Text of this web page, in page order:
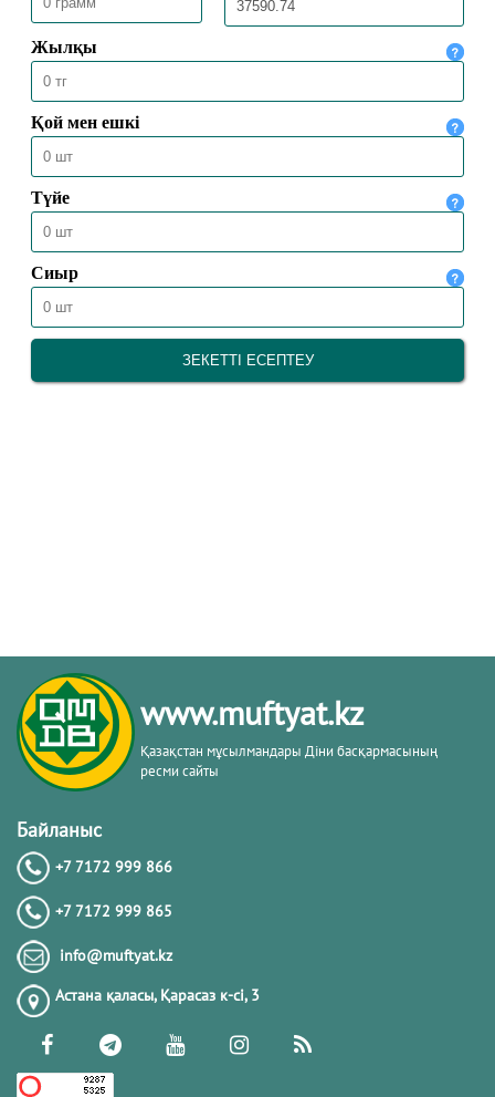
15.07.2026
www.muftyat.kz
Қазақстан мұсылмандары Діни басқармасының
ресми сайты
Байланыс
+7 7172 999 866
+7 7172 999 865
info@muftyat.kz
Астана қаласы, Қарасаз к-сi, 3